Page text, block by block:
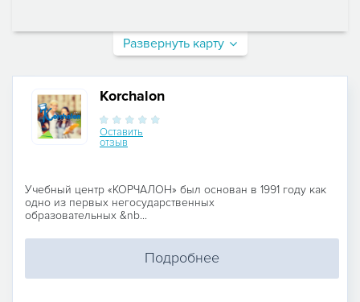
Развернуть карту
Korchalon
Оставить
отзыв
Учебный центр «КОРЧАЛОН» был основан в 1991 году как
одно из первых негосударственных
образовательных &nb...
Подробнее